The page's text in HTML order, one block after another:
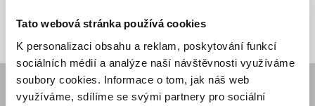
Tato webová stránka používá cookies
K personalizaci obsahu a reklam, poskytování funkcí
sociálních médií a analýze naší návštěvnosti využíváme
soubory cookies. Informace o tom, jak náš web
využíváme, sdílíme se svými partnery pro sociální
mailová
adresa
mailová
adresa
Vaše e-mailová adresa Přihlásit se
E-SHOP